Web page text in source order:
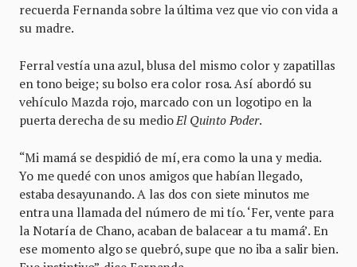
recuerda Fernanda sobre la última vez que vio con vida a
su madre.
Ferral vestía una azul, blusa del mismo color y zapatillas
en tono beige; su bolso era color rosa. Así abordó su
vehículo Mazda rojo, marcado con un logotipo en la
puerta derecha de su medio El Quinto Poder.
“Mi mamá se despidió de mí, era como la una y media.
Yo me quedé con unos amigos que habían llegado,
estaba desayunando. A las dos con siete minutos me
entra una llamada del número de mi tío. ‘Fer, vente para
la Notaría de Chano, acaban de balacear a tu mamá’. En
ese momento algo se quebró, supe que no iba a salir bien.